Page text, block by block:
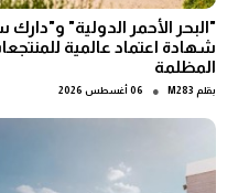
"البحر الأحمر الدولية"
شهادة اعتماد عالمية
المظلمة
بقلم M283
● 06 أغسطس 2026